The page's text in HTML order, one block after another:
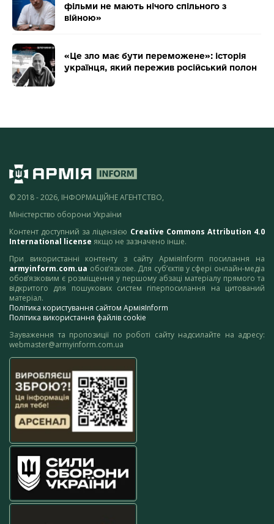
фільми не мають нічого спільного з
війною»
«Це зло має бути переможене»: історія
українця, який пережив російський полон
© 2018 - 2026, ІНФОРМАЦІЙНЕ АГЕНТСТВО,
Міністерство оборони України
Контент доступний за ліцензією Creative Commons Attribution 4.0
International license якщо не зазначено інше.
При використанні контенту з сайту АрміяInform посилання на
armyinform.com.ua обов’язкове. Для суб’єктів у сфері онлайн-медіа
обов’язковим є розміщення у першому абзаці матеріалу прямого та
відкритого для пошукових систем гіперпосилання на цитований
матеріал.
Політика користування сайтом АрміяInform
Політика використання файлів cookie
Зауваження та пропозиції по роботі сайту надсилайте на адресу:
webmaster@armyinform.com.ua